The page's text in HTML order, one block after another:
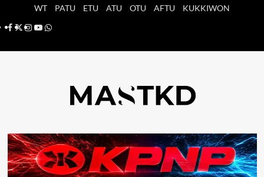
WT PATU ETU ATU OTU AFTU
KUKKIWON
Facebook
X Instagram
YouTube
Whatsapp